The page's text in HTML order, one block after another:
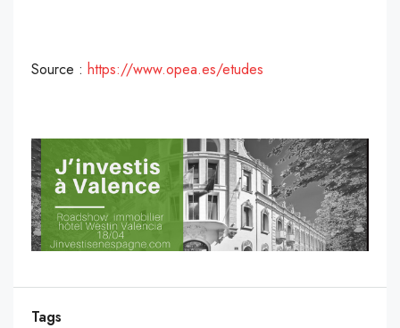
Source : https://www.opea.es/etudes
Tags